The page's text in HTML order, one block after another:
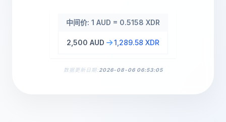
中间价: 1 AUD = 0.5158 XDR
2,500 AUD 1,289.58 XDR
数据更新日期:2026-08-06 06:53:05